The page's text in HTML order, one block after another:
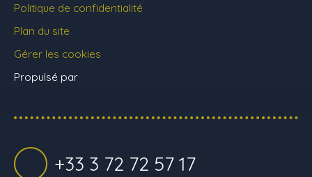
Politique de confidentialité
Plan du site
Gérer les cookies
Propulsé par
+33 3 72 72 57 17